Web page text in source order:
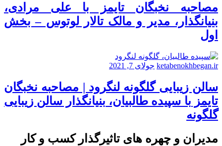
مصاحبه نخبگان تایمز با علی مرادی،
بنیانگذار، مدیر و مالک تالار لوتوس – بخش
اول
ketabenokhbegan.ir جولای 7, 2021
سالن زیبایی گلگونه لنگرود | مصاحبه نخبگان
تایمز با سپیده طالبیان، بنیانگذار سالن زیبایی
گلگونه
مدیران و چهره های تاثیرگذار کسب و کار